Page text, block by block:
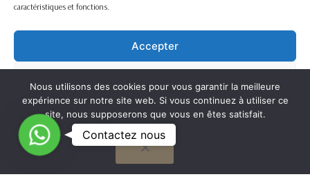
caractéristiques et fonctions.
Accepter
Voir les préférences
Cookie Policy
Nous utilisons des cookies pour vous garantir la meilleure
expérience sur notre site web. Si vous continuez à utiliser ce
site, nous supposerons que vous en êtes satisfait.
OK
C
o
n
Contactez nous